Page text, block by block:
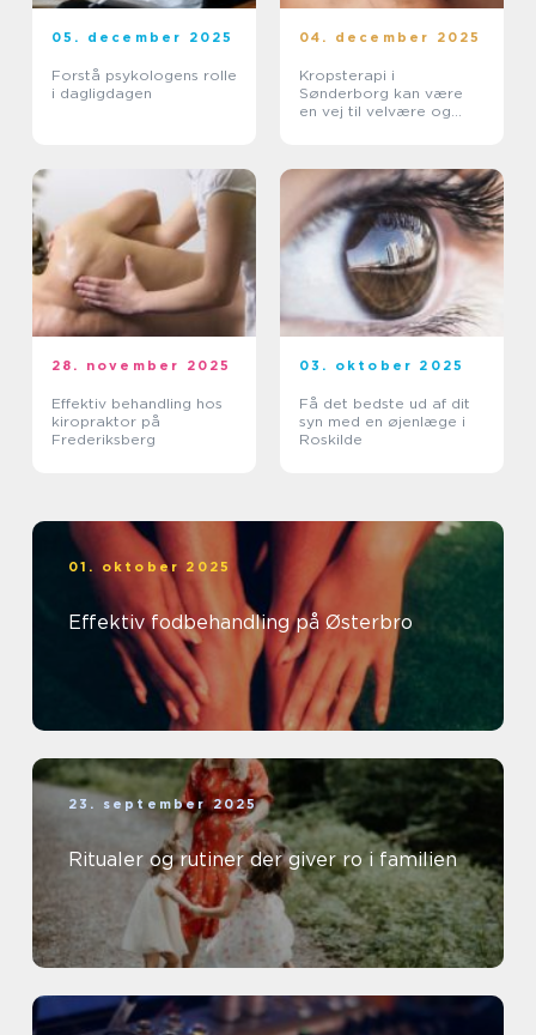
05. december 2025
Forstå psykologens rolle
i dagligdagen
04. december 2025
Kropsterapi i
Sønderborg kan være
en vej til velvære og
28. november 2025
Effektiv behandling hos
kiropraktor på
Frederiksberg
03. oktober 2025
Få det bedste ud af dit
syn med en øjenlæge i
Roskilde
01. oktober 2025
Effektiv fodbehandling på Østerbro
23. september 2025
Ritualer og rutiner der giver ro i familien